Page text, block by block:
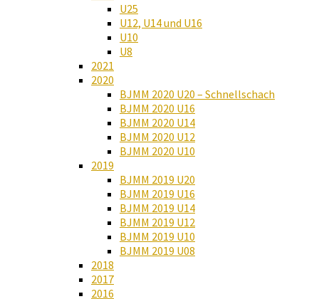
U25
U12, U14 und U16
U10
U8
2021
2020
BJMM 2020 U20 – Schnellschach
BJMM 2020 U16
BJMM 2020 U14
BJMM 2020 U12
BJMM 2020 U10
2019
BJMM 2019 U20
BJMM 2019 U16
BJMM 2019 U14
BJMM 2019 U12
BJMM 2019 U10
BJMM 2019 U08
2018
2017
2016